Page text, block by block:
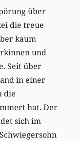
über
die treue
kaum
und
Seit über
in einer
die
hat. Der
sich im